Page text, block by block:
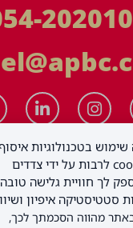
בטכנולוגיות
מידע כגון cookies לרבות על ידי צדדים
לך חוויית גלישה טובה
סטטיסטיקה איפיון
מהווה הסכמתך לכך,